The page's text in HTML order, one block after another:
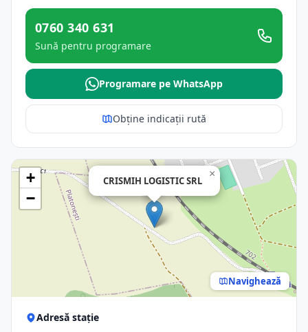
0760 340 631
Sună pentru programare
Programare pe WhatsApp
Obține indicații rută
CRISMIH LOGISTIC SRL
×
+
−
Navighează
Adresă stație